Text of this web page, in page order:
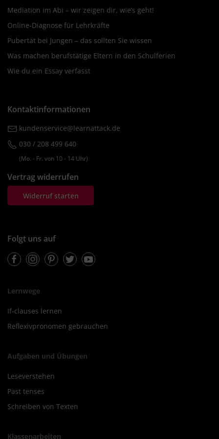
Mediation im Abi – wir zeigen dir, wie’s geht!
Online-Diagnose für Lehrkräfte
Pubertät bei Jungen – das sollten Sie wissen
Was machen berufstätige Eltern in den Schulferien
Wie du ein Essay verfasst
Kontaktinformationen
kundenservice@learnattack.de
030 / 208 499 640
(Mo. ‐ Fr. von 10 ‐ 14 Uhr)
Vertrag widerrufen
Widerruf starten
Folgt uns auf
FacebookInstagramPinterestTwitterYoutube
Lernwege
If-clauses lernen
Reflexivpronomen gebrauchen
Aufgaben und Übungen
Leseverstehen
Past tenses
Schreiben von Texten
Klassenarbeiten